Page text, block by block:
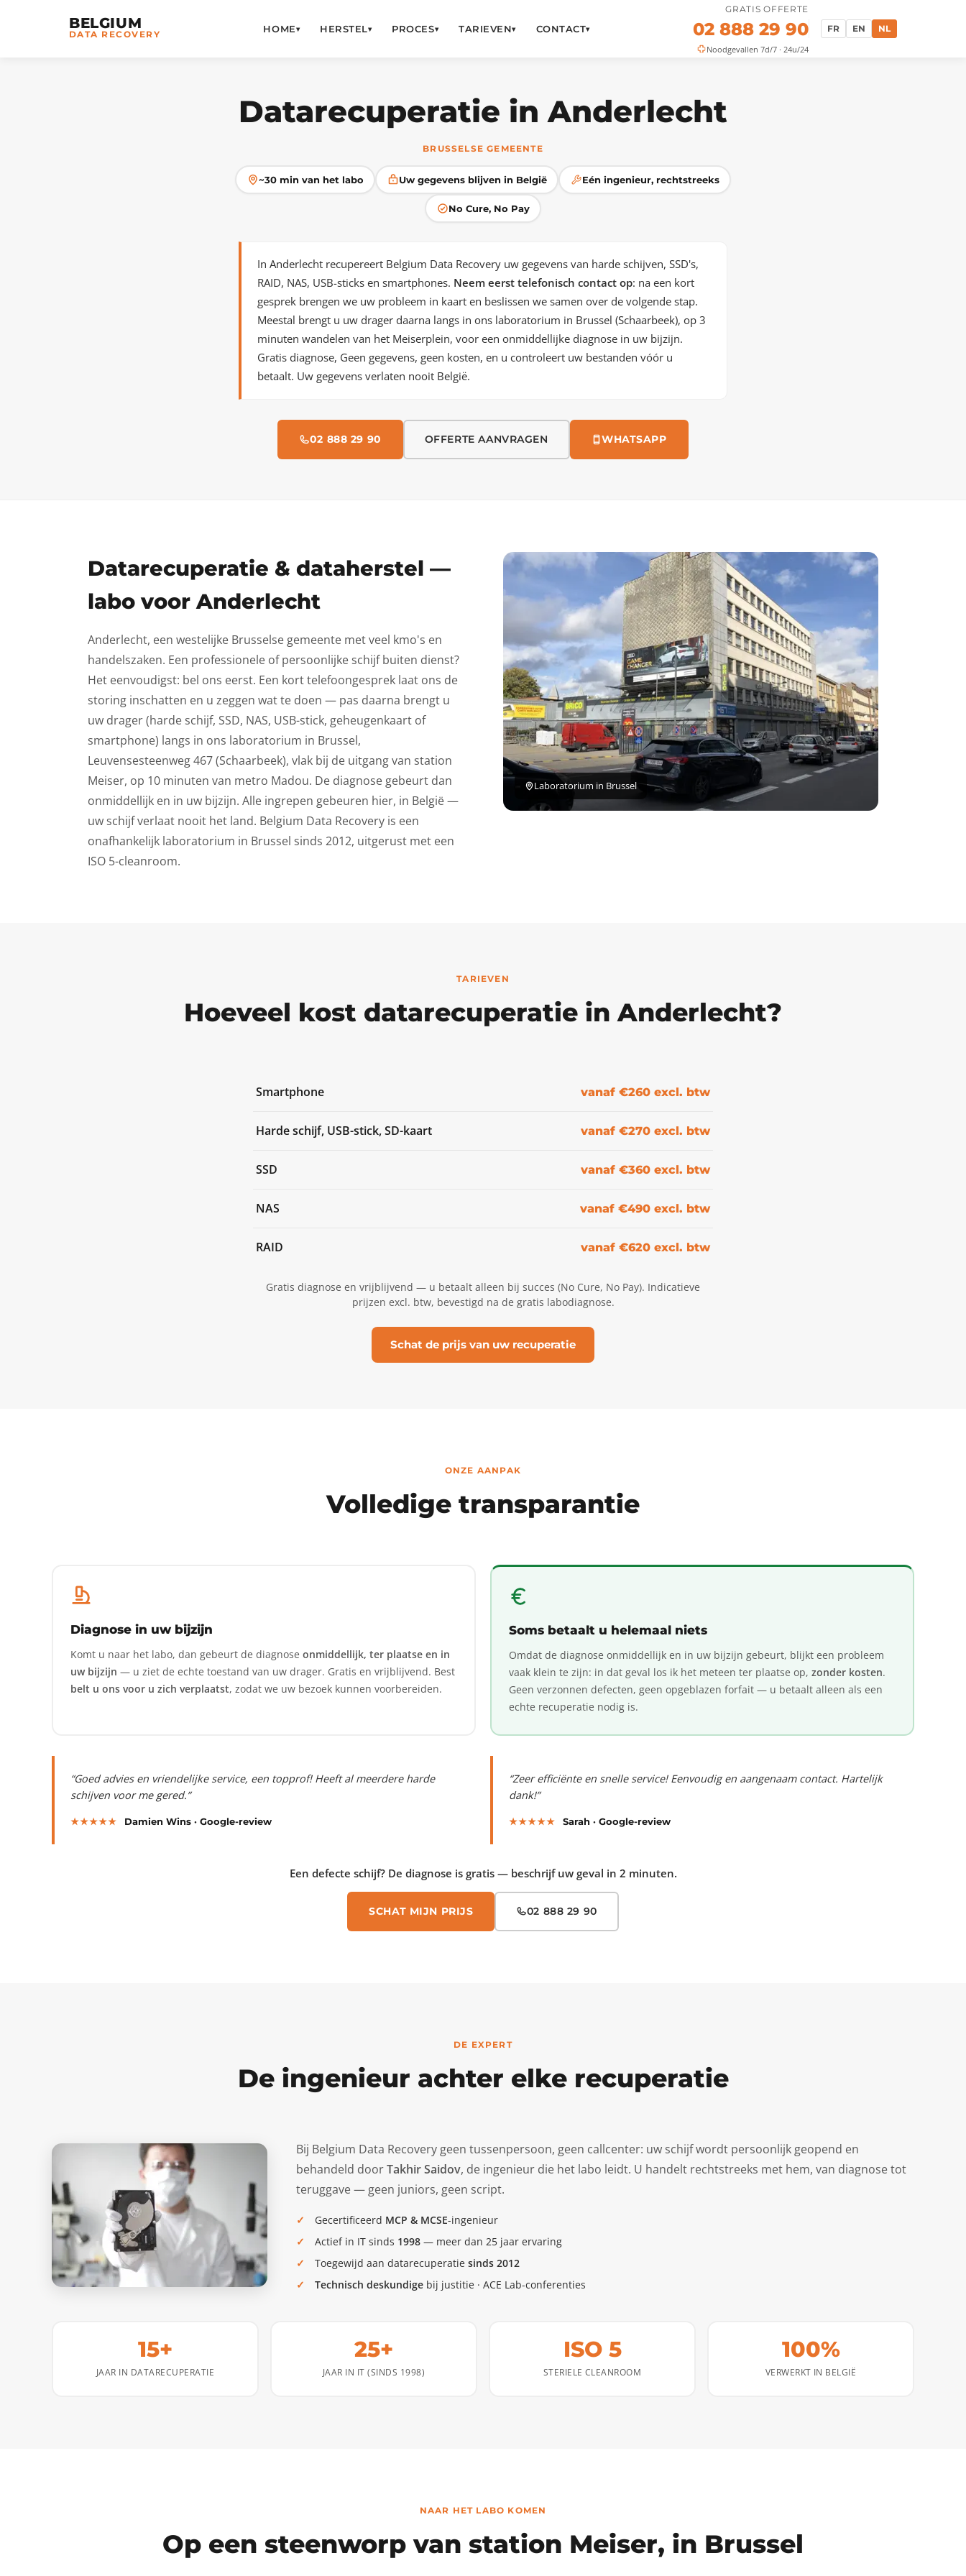
BELGIUM
DATA RECOVERY HOME▾ HERSTEL▾ PROCES▾ TARIEVEN▾ CONTACT▾
GRATIS OFFERTE
02 888 29 90
Noodgevallen 7d/7 · 24u/24
FR EN NL
Datarecuperatie in Anderlecht
BRUSSELSE GEMEENTE
~30 min van het labo Uw gegevens blijven in België Eén ingenieur, rechtstreeks
No Cure, No Pay
In Anderlecht recupereert Belgium Data Recovery uw gegevens van harde schijven, SSD's,
RAID, NAS, USB-sticks en smartphones. Neem eerst telefonisch contact op: na een kort
gesprek brengen we uw probleem in kaart en beslissen we samen over de volgende stap.
Meestal brengt u uw drager daarna langs in ons laboratorium in Brussel (Schaarbeek), op 3
minuten wandelen van het Meiserplein, voor een onmiddellijke diagnose in uw bijzijn.
Gratis diagnose, Geen gegevens, geen kosten, en u controleert uw bestanden vóór u
betaalt. Uw gegevens verlaten nooit België.
02 888 29 90 OFFERTE AANVRAGEN WHATSAPP
Datarecuperatie & dataherstel —
labo voor Anderlecht
Anderlecht, een westelijke Brusselse gemeente met veel kmo's en
handelszaken. Een professionele of persoonlijke schijf buiten dienst?
Het eenvoudigst: bel ons eerst. Een kort telefoongesprek laat ons de
storing inschatten en u zeggen wat te doen — pas daarna brengt u
uw drager (harde schijf, SSD, NAS, USB-stick, geheugenkaart of
smartphone) langs in ons laboratorium in Brussel,
Leuvensesteenweg 467 (Schaarbeek), vlak bij de uitgang van station
Meiser, op 10 minuten van metro Madou. De diagnose gebeurt dan
onmiddellijk en in uw bijzijn. Alle ingrepen gebeuren hier, in België —
uw schijf verlaat nooit het land. Belgium Data Recovery is een
onafhankelijk laboratorium in Brussel sinds 2012, uitgerust met een
ISO 5-cleanroom.
Laboratorium in Brussel
TARIEVEN
Hoeveel kost datarecuperatie in Anderlecht?
Smartphone vanaf €260 excl. btw
Harde schijf, USB-stick, SD-kaart vanaf €270 excl. btw
SSD vanaf €360 excl. btw
NAS vanaf €490 excl. btw
RAID vanaf €620 excl. btw
Gratis diagnose en vrijblijvend — u betaalt alleen bij succes (No Cure, No Pay). Indicatieve
prijzen excl. btw, bevestigd na de gratis labodiagnose.
Schat de prijs van uw recuperatie
ONZE AANPAK
Volledige transparantie
Diagnose in uw bijzijn
Komt u naar het labo, dan gebeurt de diagnose onmiddellijk, ter plaatse en in
uw bijzijn — u ziet de echte toestand van uw drager. Gratis en vrijblijvend. Best
belt u ons voor u zich verplaatst, zodat we uw bezoek kunnen voorbereiden.
Soms betaalt u helemaal niets
Omdat de diagnose onmiddellijk en in uw bijzijn gebeurt, blijkt een probleem
vaak klein te zijn: in dat geval los ik het meteen ter plaatse op, zonder kosten.
Geen verzonnen defecten, geen opgeblazen forfait — u betaalt alleen als een
echte recuperatie nodig is.
“Goed advies en vriendelijke service, een topprof! Heeft al meerdere harde
schijven voor me gered.”
★★★★★ Damien Wins · Google-review
“Zeer efficiënte en snelle service! Eenvoudig en aangenaam contact. Hartelijk
dank!”
★★★★★ Sarah · Google-review
Een defecte schijf? De diagnose is gratis — beschrijf uw geval in 2 minuten.
SCHAT MIJN PRIJS 02 888 29 90
DE EXPERT
De ingenieur achter elke recuperatie
Bij Belgium Data Recovery geen tussenpersoon, geen callcenter: uw schijf wordt persoonlijk geopend en
behandeld doorTakhir Saidov, de ingenieur die het labo leidt. U handelt rechtstreeks met hem, van diagnose tot
teruggave — geen juniors, geen script.
Gecertificeerd MCP & MCSE-ingenieur
Actief in IT sinds 1998 — meer dan 25 jaar ervaring
Toegewijd aan datarecuperatie sinds 2012
Technisch deskundige bij justitie · ACE Lab-conferenties
15+
JAAR IN DATARECUPERATIE
25+
JAAR IN IT (SINDS 1998)
ISO 5
STERIELE CLEANROOM
100%
VERWERKT IN BELGIË
NAAR HET LABO KOMEN
Op een steenworp van station Meiser, in Brussel